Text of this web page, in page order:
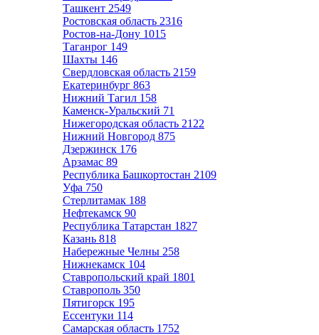
Ташкент 2549
Ростовская область 2316
Ростов-на-Дону 1015
Таганрог 149
Шахты 146
Свердловская область 2159
Екатеринбург 863
Нижний Тагил 158
Каменск-Уральский 71
Нижегородская область 2122
Нижний Новгород 875
Дзержинск 176
Арзамас 89
Республика Башкортостан 2109
Уфа 750
Стерлитамак 188
Нефтекамск 90
Республика Татарстан 1827
Казань 818
Набережные Челны 258
Нижнекамск 104
Ставропольский край 1801
Ставрополь 350
Пятигорск 195
Ессентуки 114
Самарская область 1752